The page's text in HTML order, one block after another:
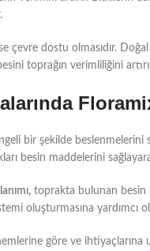
çevre dostu olmasıdır.
toprağın verimliliğini
bir şekilde
besin maddelerini
toprakta bulunan besin
oluşturmasına yardımcı
göre ve ihtiyaçlarına